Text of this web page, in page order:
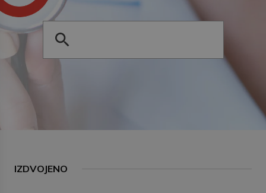
IZDVOJENO